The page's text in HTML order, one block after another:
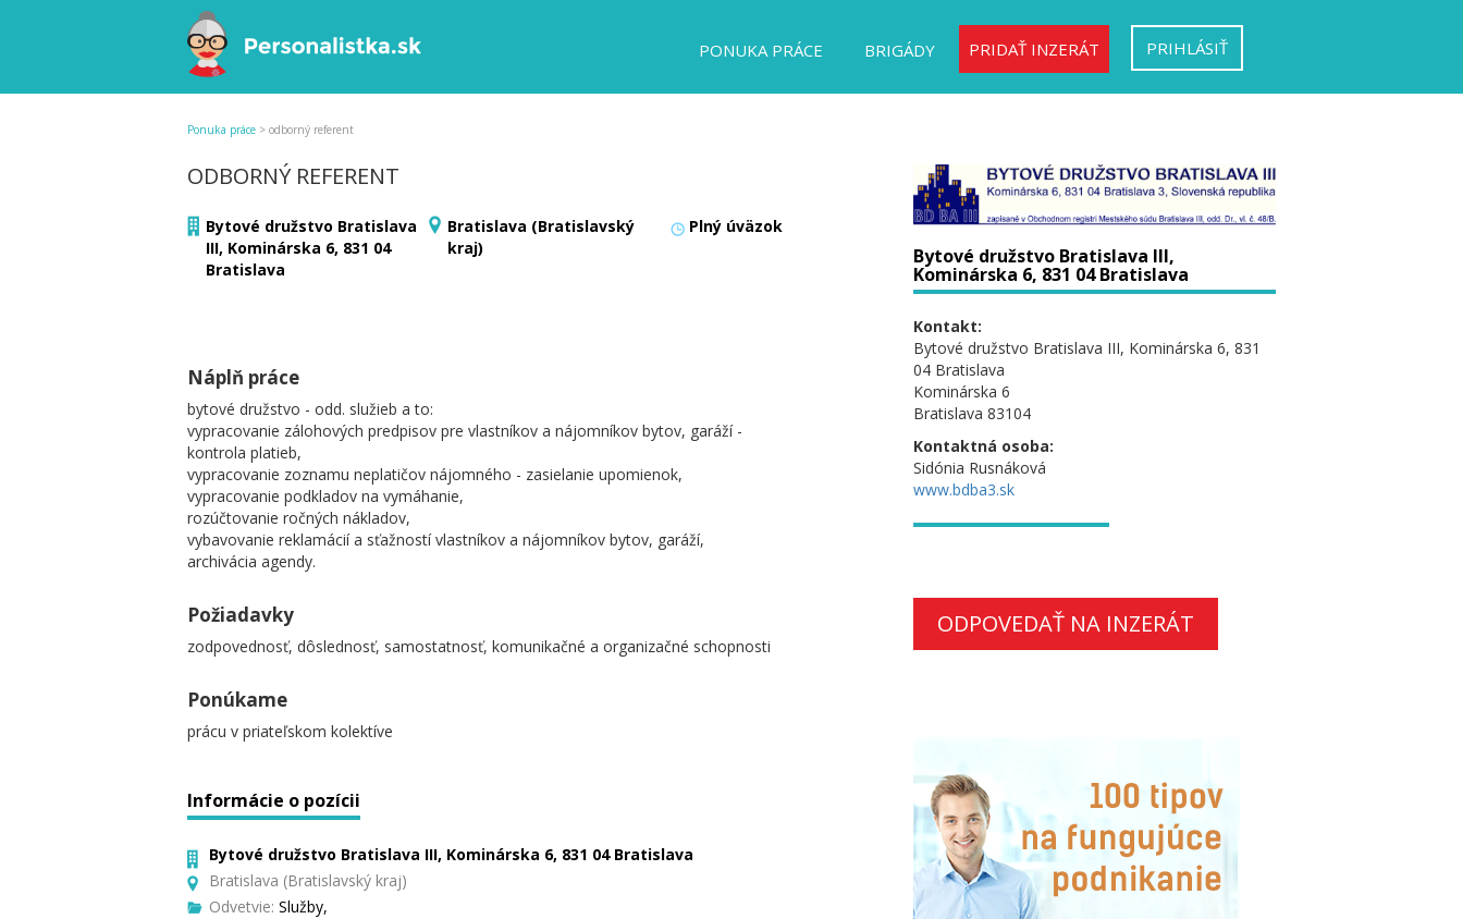
PONUKA PRÁCE BRIGÁDY PRIDAŤ INZERÁT PRIHLÁSIŤ
Ponuka práce > odborný referent
ODBORNÝ REFERENT
Bytové družstvo Bratislava
III, Kominárska 6, 831 04
Bratislava
Bratislava (Bratislavský
kraj)
Plný úväzok
Náplň práce
bytové družstvo - odd. služieb a to:
vypracovanie zálohových predpisov pre vlastníkov a nájomníkov bytov, garáží -
kontrola platieb,
vypracovanie zoznamu neplatičov nájomného - zasielanie upomienok,
vypracovanie podkladov na vymáhanie,
rozúčtovanie ročných nákladov,
vybavovanie reklamácií a sťažností vlastníkov a nájomníkov bytov, garáží,
archivácia agendy.
Požiadavky
zodpovednosť, dôslednosť, samostatnosť, komunikačné a organizačné schopnosti
Ponúkame
prácu v priateľskom kolektíve
Informácie o pozícii
Bytové družstvo Bratislava III, Kominárska 6, 831 04 Bratislava
Bratislava (Bratislavský kraj)
Odvetvie: Služby,
Bytové družstvo Bratislava III,
Kominárska 6, 831 04 Bratislava
Kontakt:
Bytové družstvo Bratislava III, Kominárska 6, 831
04 Bratislava
Kominárska 6
Bratislava 83104
Kontaktná osoba:
Sidónia Rusnáková
www.bdba3.sk
ODPOVEDAŤ NA INZERÁT